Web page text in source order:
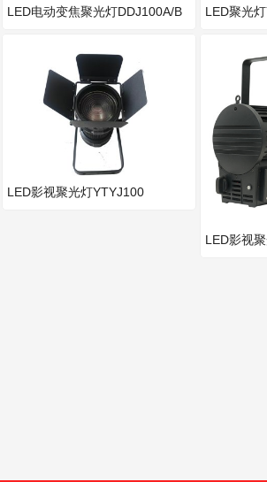
LED电动变焦聚光灯DDJ100A/B
LED影视聚光灯YTYJ100
LED聚光
LED影视